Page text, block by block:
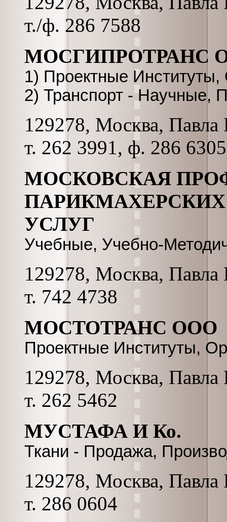
т./ф. 286 7588
МОСГИПРОТРАНС
1) Проектные
2) Транспорт - Научные,
129278, Москва, Павла
т. 262 3991, ф. 286
МОСКОВСКАЯ
УСЛУГ
Учебные, Учебно-
129278, Москва, Павла
т. 742 4738
МОСТОТРАНС ООО
Проектные Институты,
129278, Москва, Павла
т. 262 5462
МУСТАФА И Ко.
Ткани - Продажа,
129278, Москва, Павла
т. 286 0604